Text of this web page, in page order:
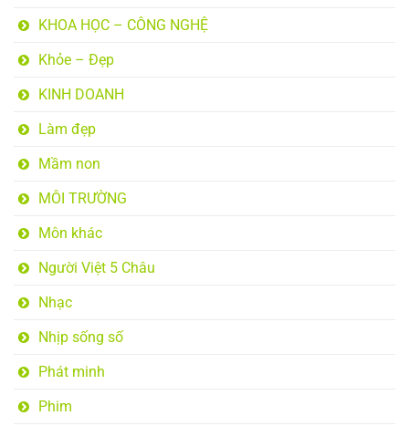
KHOA HỌC – CÔNG NGHỆ
Khỏe – Đẹp
KINH DOANH
Làm đẹp
Mầm non
MÔI TRƯỜNG
Môn khác
Người Việt 5 Châu
Nhạc
Nhịp sống số
Phát minh
Phim